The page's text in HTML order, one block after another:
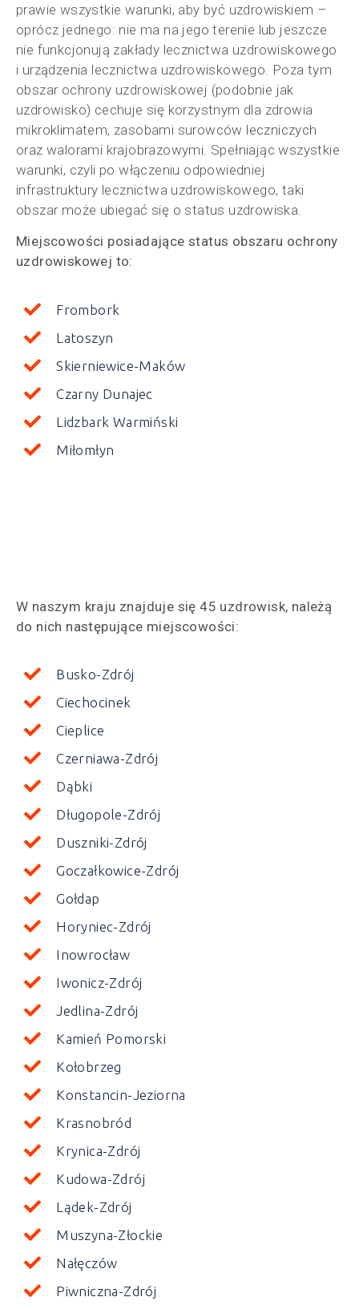
prawie wszystkie warunki, aby być uzdrowiskiem –
oprócz jednego: nie ma na jego terenie lub jeszcze
nie funkcjonują zakłady lecznictwa uzdrowiskowego
i urządzenia lecznictwa uzdrowiskowego. Poza tym
obszar ochrony uzdrowiskowej (podobnie jak
uzdrowisko) cechuje się korzystnym dla zdrowia
mikroklimatem, zasobami surowców leczniczych
oraz walorami krajobrazowymi. Spełniając wszystkie
warunki, czyli po włączeniu odpowiedniej
infrastruktury lecznictwa uzdrowiskowego, taki
obszar może ubiegać się o status uzdrowiska.
Miejscowości posiadające status obszaru ochrony
uzdrowiskowej to:
Frombork
Latoszyn
Skierniewice-Maków
Czarny Dunajec
Lidzbark Warmiński
Miłomłyn
W naszym kraju znajduje się 45 uzdrowisk, należą
do nich następujące miejscowości:
Busko-Zdrój
Ciechocinek
Cieplice
Czerniawa-Zdrój
Dąbki
Długopole-Zdrój
Duszniki-Zdrój
Goczałkowice-Zdrój
Gołdap
Horyniec-Zdrój
Inowrocław
Iwonicz-Zdrój
Jedlina-Zdrój
Kamień Pomorski
Kołobrzeg
Konstancin-Jeziorna
Krasnobród
Krynica-Zdrój
Kudowa-Zdrój
Lądek-Zdrój
Muszyna-Złockie
Nałęczów
Piwniczna-Zdrój